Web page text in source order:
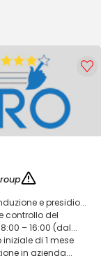
e presidio...
controllo del
– 16:00 (dal...
di 1 mese
in azienda...